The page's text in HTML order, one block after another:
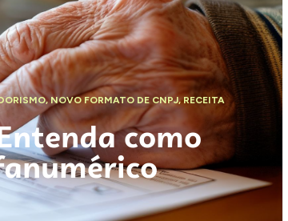
,NOVO FORMATO DE CNPJ,RECEITA
como